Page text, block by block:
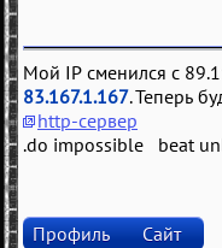
Мой IP сменился с
83.167.1.167. Теперь
http-сервер
.do impossible beat
Профиль Сайт